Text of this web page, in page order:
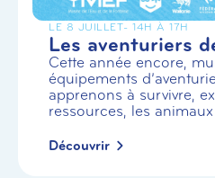
LE 8 JUILLET- 14H À 17H
Les aventuriers
Cette année encore,
équipements
apprenons à survivre,
ressources, les animaux
Découvrir